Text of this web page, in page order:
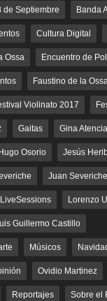
de Septiembre Banda
Cultura Digital
Ossa Encuentro de
Faustino de la
Violinato 2017
Gaitas Gina Atencia
Hugo Osorio Jesús
Juan
LiveSessions Lorenzo
Guillermo Castillo
Músicos
Ovidio Martinez
Reportajes Sobre el